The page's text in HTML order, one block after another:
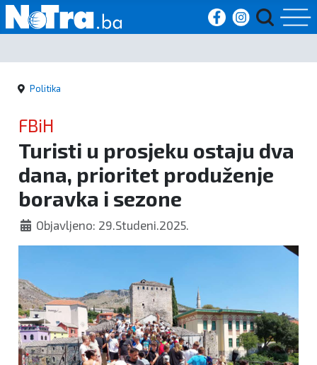
Početna
Vijesti
Sport
Kultura
Crna
kronika
Politika
Zanimljivosti
Politika
FBiH
Turisti u prosjeku ostaju dva
dana, prioritet produženje
boravka i sezone
Objavljeno: 29.Studeni.2025.